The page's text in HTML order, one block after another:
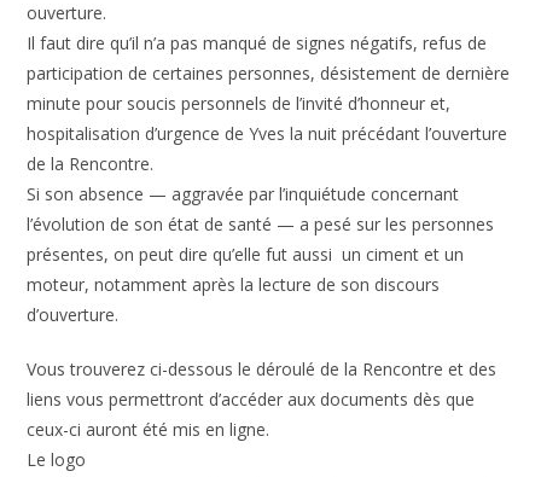
ouverture.
Il faut dire qu’il n’a pas manqué de signes négatifs, refus de
participation de certaines personnes, désistement de dernière
minute pour soucis personnels de l’invité d’honneur et,
hospitalisation d’urgence de Yves la nuit précédant l’ouverture
de la Rencontre.
Si son absence — aggravée par l’inquiétude concernant
l’évolution de son état de santé — a pesé sur les personnes
présentes, on peut dire qu’elle fut aussi un ciment et un
moteur, notamment après la lecture de son discours
d’ouverture.
Vous trouverez ci-dessous le déroulé de la Rencontre et des
liens vous permettront d’accéder aux documents dès que
ceux-ci auront été mis en ligne.
Le logo